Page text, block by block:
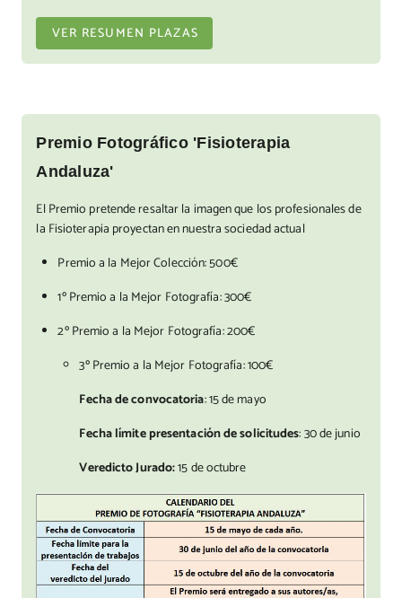
VER RESUMEN PLAZAS
Premio Fotográfico 'Fisioterapia
Andaluza'
El Premio pretende resaltar la imagen que los profesionales de
la Fisioterapia proyectan en nuestra sociedad actual
Premio a la Mejor Colección: 500€
1º Premio a la Mejor Fotografía: 300€
2º Premio a la Mejor Fotografía: 200€
3º Premio a la Mejor Fotografía: 100€
Fecha de convocatoria: 15 de mayo
Fecha límite presentación de solicitudes: 30 de junio
Veredicto Jurado:15 de octubre